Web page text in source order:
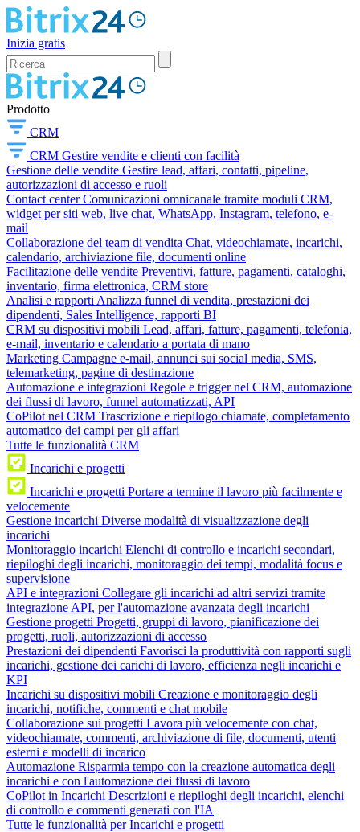
Inizia gratis
Prodotto
CRM
CRM Gestire vendite e clienti con facilità
Gestione delle vendite Gestire lead, affari, contatti, pipeline,
autorizzazioni di accesso e ruoli
Contact center Comunicazioni omnicanale tramite moduli CRM,
widget per siti web, live chat, WhatsApp, Instagram, telefono, e-
mail
Collaborazione del team di vendita Chat, videochiamate, incarichi,
calendario, archiviazione file, documenti online
Facilitazione delle vendite Preventivi, fatture, pagamenti, cataloghi,
inventario, firma elettronica, CRM store
Analisi e rapporti Analizza funnel di vendita, prestazioni dei
dipendenti, Sales Intelligence, rapporti BI
CRM su dispositivi mobili Lead, affari, fatture, pagamenti, telefonia,
e-mail, inventario e calendario a portata di mano
Marketing Campagne e-mail, annunci sui social media, SMS,
telemarketing, pagine di destinazione
Automazione e integrazioni Regole e trigger nel CRM, automazione
dei flussi di lavoro, funnel automatizzati, API
CoPilot nel CRM Trascrizione e riepilogo chiamate, completamento
automatico dei campi per gli affari
Tutte le funzionalità CRM
Incarichi e progetti
Incarichi e progetti Portare a termine il lavoro più facilmente e
velocemente
Gestione incarichi Diverse modalità di visualizzazione degli
incarichi
Monitoraggio incarichi Elenchi di controllo e incarichi secondari,
riepiloghi degli incarichi, monitoraggio dei tempi, modalità focus e
supervisione
API e integrazioni Collegare gli incarichi ad altri servizi tramite
integrazione API, per l'automazione avanzata degli incarichi
Gestione progetti Progetti, gruppi di lavoro, pianificazione dei
progetti, ruoli, autorizzazioni di accesso
Prestazioni dei dipendenti Favorisci la produttività con rapporti sugli
incarichi, gestione dei carichi di lavoro, efficienza negli incarichi e
KPI
Incarichi su dispositivi mobili Creazione e monitoraggio degli
incarichi, notifiche, commenti e chat mobile
Collaborazione sui progetti Lavora più velocemente con chat,
videochiamate, commenti, archiviazione di file, documenti, utenti
esterni e modelli di incarico
Automazione Risparmia tempo con la creazione automatica degli
incarichi e con l'automazione dei flussi di lavoro
CoPilot in Incarichi Descrizioni e riepiloghi degli incarichi, elenchi
di controllo e commenti generati con l'IA
Tutte le funzionalità per Incarichi e progetti